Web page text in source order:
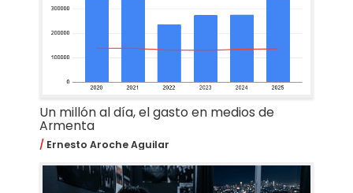
Un millón al día, el gasto en medios de
Armenta
Ernesto Aroche Aguilar